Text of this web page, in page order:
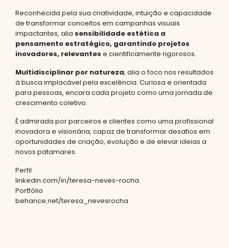
Reconhecida pela sua criatividade, intuição e capacidade
de transformar conceitos em campanhas visuais
impactantes, alia sensibilidade estética a
pensamento estratégico, garantindo projetos
inovadores, relevantes e cientificamente rigorosos.
Multidisciplinar por natureza, alia o foco nos resultados
à busca implacável pela excelência. Curiosa e orientada
para pessoas, encara cada projeto como uma jornada de
crescimento coletivo.
É admirada por parceiros e clientes como uma profissional
inovadora e visionária, capaz de transformar desafios em
oportunidades de criação, evolução e de elevar ideias a
novos patamares.
Perfil
linkedin.com/in/teresa-neves-rocha
Portfólio
behance.net/teresa_nevesrocha